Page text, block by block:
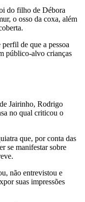
do filho de Débora
o osso da coxa, além
de que a pessoa
público-alvo crianças
Jairinho, Rodrigo
no qual criticou o
que, por conta das
se manifestar sobre
não entrevistou e
suas impressões